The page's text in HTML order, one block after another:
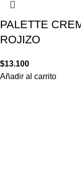
PALETTE
ROJIZO
$13.100
Añadir al carrito